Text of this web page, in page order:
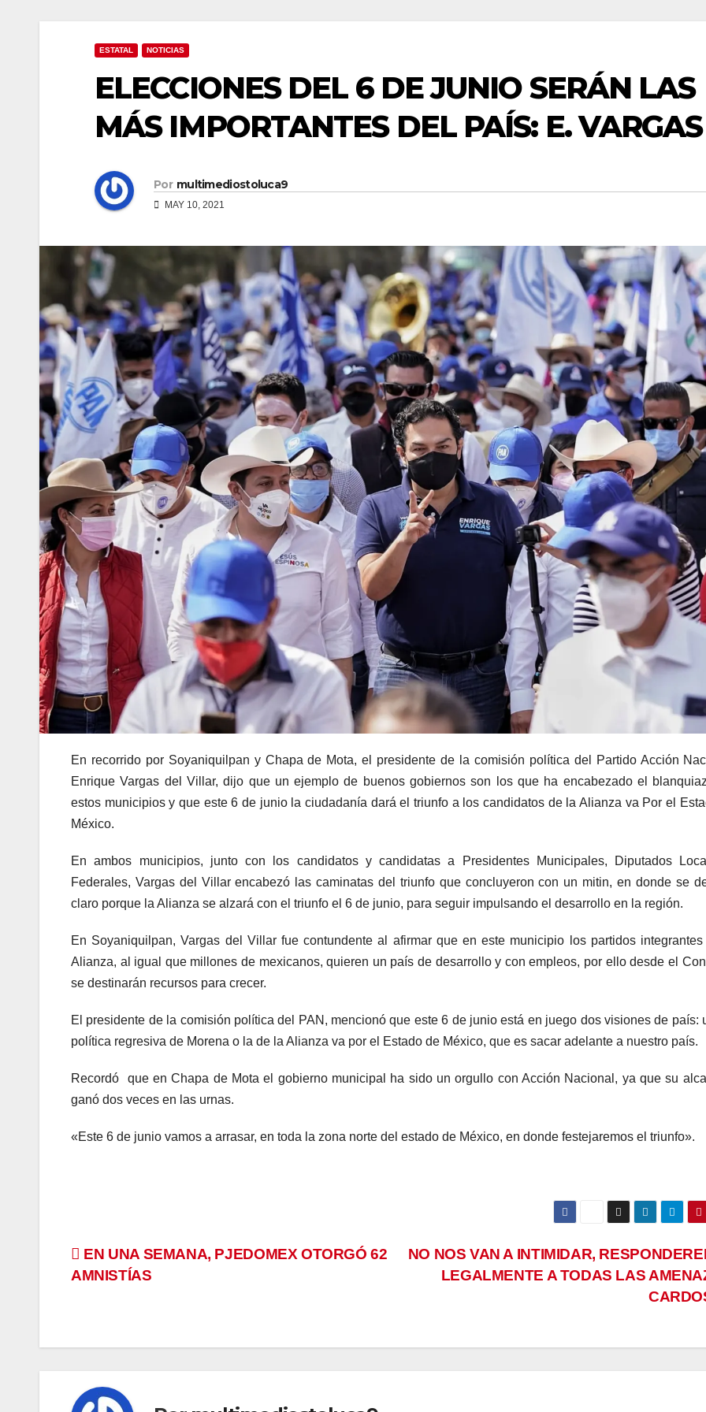
ESTATAL NOTICIAS
ELECCIONES DEL 6 DE JUNIO SERÁN LAS
MÁS IMPORTANTES DEL PAÍS: E. VARGAS
Por multimediostoluca9
MAY 10, 2021
En recorrido por Soyaniquilpan y Chapa de Mota, el presidente de la comisión política del Partido Acción
Enrique Vargas del Villar, dijo que un ejemplo de buenos gobiernos son los que ha encabezado el
estos municipios y que este 6 de junio la ciudadanía dará el triunfo a los candidatos de la Alianza va Por el
México.
En ambos municipios, junto con los candidatos y candidatas a Presidentes Municipales, Diputados
Federales, Vargas del Villar encabezó las caminatas del triunfo que concluyeron con un mitin, en donde se
claro porque la Alianza se alzará con el triunfo el 6 de junio, para seguir impulsando el desarrollo en la región.
En Soyaniquilpan, Vargas del Villar fue contundente al afirmar que en este municipio los partidos
Alianza, al igual que millones de mexicanos, quieren un país de desarrollo y con empleos, por ello desde el
se destinarán recursos para crecer.
El presidente de la comisión política del PAN, mencionó que este 6 de junio está en juego dos visiones de país:
política regresiva de Morena o la de la Alianza va por el Estado de México, que es sacar adelante a nuestro país.
Recordó que en Chapa de Mota el gobierno municipal ha sido un orgullo con Acción Nacional, ya que su
ganó dos veces en las urnas.
«Este 6 de junio vamos a arrasar, en toda la zona norte del estado de México, en donde festejaremos el triunfo».
Navegación
NO NOS VAN A INTIMIDAR,
LEGALMENTE A TODAS LAS
EN UNA SEMANA, PJEDOMEX OTORGÓ 62
AMNISTÍAS